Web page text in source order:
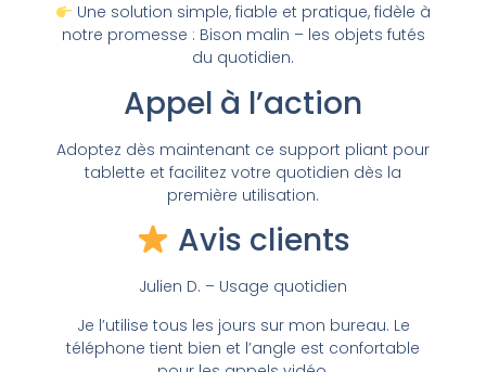
Une solution simple, fiable et pratique, fidèle à
notre promesse : Bison malin – les objets futés
du quotidien.
Appel à l’action
Adoptez dès maintenant ce support pliant pour
tablette et facilitez votre quotidien dès la
première utilisation.
Avis clients
Julien D. – Usage quotidien
Je l’utilise tous les jours sur mon bureau. Le
téléphone tient bien et l’angle est confortable